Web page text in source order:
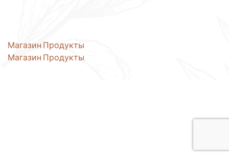
Навигация
по
Магазин Продукты
Магазин Продукты